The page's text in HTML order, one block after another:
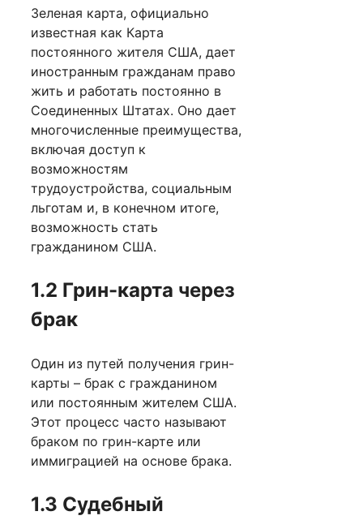
Зеленая карта, официально
известная как Карта
постоянного жителя США, дает
иностранным гражданам право
жить и работать постоянно в
Соединенных Штатах. Оно дает
многочисленные преимущества,
включая доступ к
возможностям
трудоустройства, социальным
льготам и, в конечном итоге,
возможность стать
гражданином США.
1.2 Грин-карта через
брак
Один из путей получения грин-
карты – брак с гражданином
или постоянным жителем США.
Этот процесс часто называют
браком по грин-карте или
иммиграцией на основе брака.
1.3 Судебный